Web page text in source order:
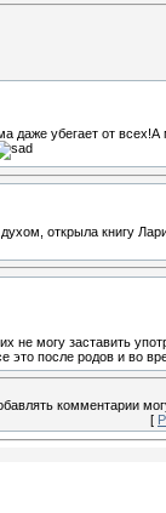
убегает от
открыла книгу
могу заставить
это после родов и во
комментарии
[